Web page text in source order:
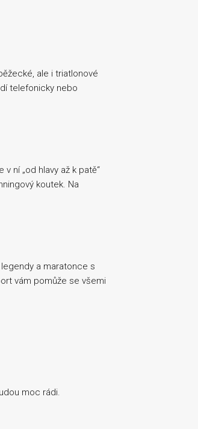
ale i triatlonové
telefonicky nebo
ní „od hlavy až k patě“
koutek. Na
a maratonce s
vám pomůže se všemi
moc rádi.